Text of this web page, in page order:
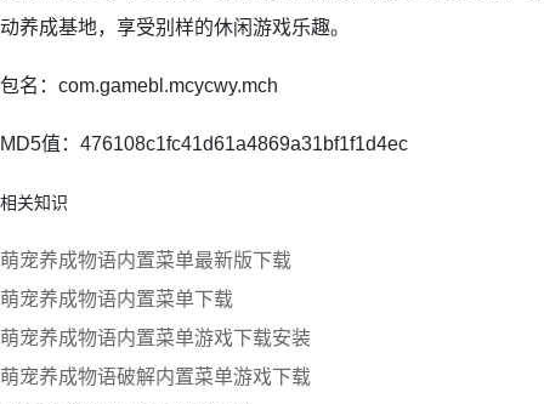
动养成基地，享受别样的休闲游戏乐趣。
包名：com.gamebl.mcycwy.mch
MD5值：476108c1fc41d61a4869a31bf1f1d4ec
相关知识
萌宠养成物语内置菜单最新版下载
萌宠养成物语内置菜单下载
萌宠养成物语内置菜单游戏下载安装
萌宠养成物语破解内置菜单游戏下载